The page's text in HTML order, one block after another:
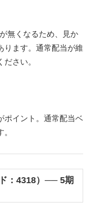
無くなるため、見か
ります。通常配当が維
さい。
ポイント。通常配当ベ
：4318）── 5期